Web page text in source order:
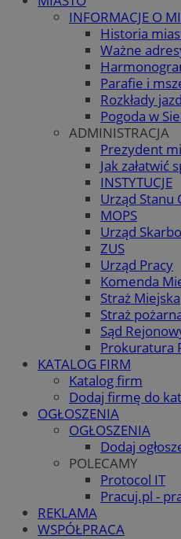
INFORMACJE O
Historia
Ważne
Parafie i
Rozkłady
Pogoda w
ADMINISTRACJA
Prezydent
Jak załatwić
INSTYTUCJE
Urząd Stanu
MOPS
Urząd
ZUS
Urząd Pracy
Komenda
Straż Miejska
Straż
Sąd
Prokuratura
KATALOG FIRM
Katalog firm
Dodaj firmę do
OGŁOSZENIA
OGŁOSZENIA
Dodaj
POLECAMY
Protocol IT
Pracuj.pl -
REKLAMA
WSPÓŁPRACA